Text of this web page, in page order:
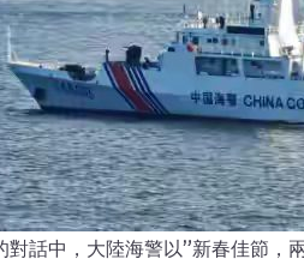
對話中，大陸海警以”新春佳節，